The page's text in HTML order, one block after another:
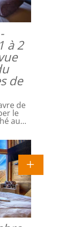
à 2
de
de
le
au…